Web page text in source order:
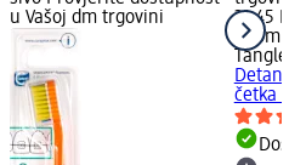
u Vašoj dm trgovini
31,45 KM
1 kom.
Tangle
četka za